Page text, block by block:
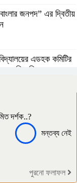
শাফায়েত অভির
জনপদ” এর দ্বিতীয়
এডহক কমিটির
মতিন কিরন
গুণী শিক্ষক।
রাস্তা, খেসারত ৩০০
নিত্যদিনের যানজটে অচল
দর্শক..?
মন্তব্য নেই
পুরনো ফলাফল